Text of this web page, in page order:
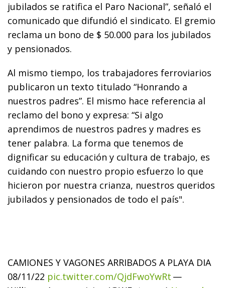
jubilados se ratifica el Paro Nacional”, señaló el
comunicado que difundió el sindicato. El gremio
reclama un bono de $ 50.000 para los jubilados
y pensionados.
Al mismo tiempo, los trabajadores ferroviarios
publicaron un texto titulado “Honrando a
nuestros padres”. El mismo hace referencia al
reclamo del bono y expresa: “Si algo
aprendimos de nuestros padres y madres es
tener palabra. La forma que tenemos de
dignificar su educación y cultura de trabajo, es
cuidando con nuestro propio esfuerzo lo que
hicieron por nuestra crianza, nuestros queridos
jubilados y pensionados de todo el país".
CAMIONES Y VAGONES ARRIBADOS A PLAYA DIA
08/11/22 pic.twitter.com/QjdFwoYwRt —